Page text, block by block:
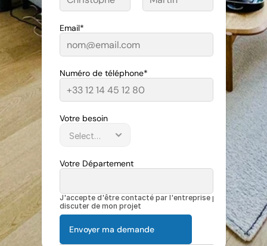
Email*
Numéro de téléphone*
Votre besoin
Votre Département
J'accepte d'être contacté par l'entreprise pour
discuter de mon projet
Envoyer ma demande